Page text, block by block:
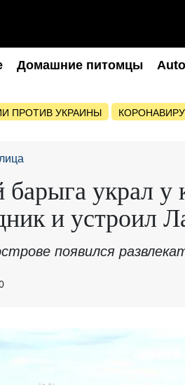
Домашние питомцы
ПРОТИВ УКРАИНЫ
украл у
и устроил
появился